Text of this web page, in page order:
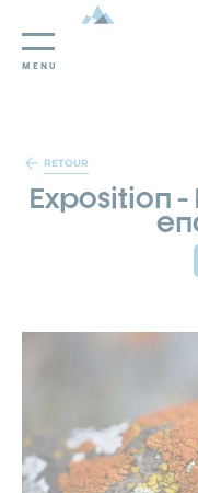
Panneau de gestion des cookies
MENU
RETOUR
Exposition